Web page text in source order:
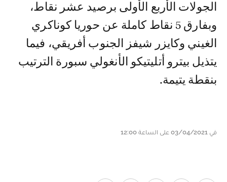
الجولات الأربع الأولى برصيد عشر نقاط،
وبفارق 5 نقاط كاملة عن حوريا كوناكري
الغيني وكايزر شيفز الجنوب أفريقي، فيما
يتذيل بيترو أتليتيكو الأنغولي سبورة الترتيب
بنقطة يتيمة.
في 03/04/2021 على الساعة 12:00